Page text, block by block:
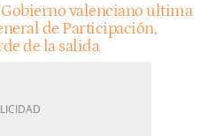
valenciano ultima
de Participación,
de la salida